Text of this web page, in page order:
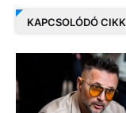
KAPCSOLÓDÓ